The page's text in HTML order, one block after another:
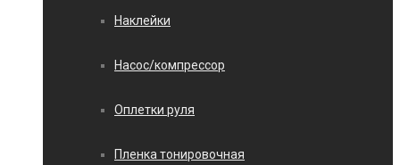
Наклейки
Насос/компрессор
Оплетки руля
Пленка тонировочная